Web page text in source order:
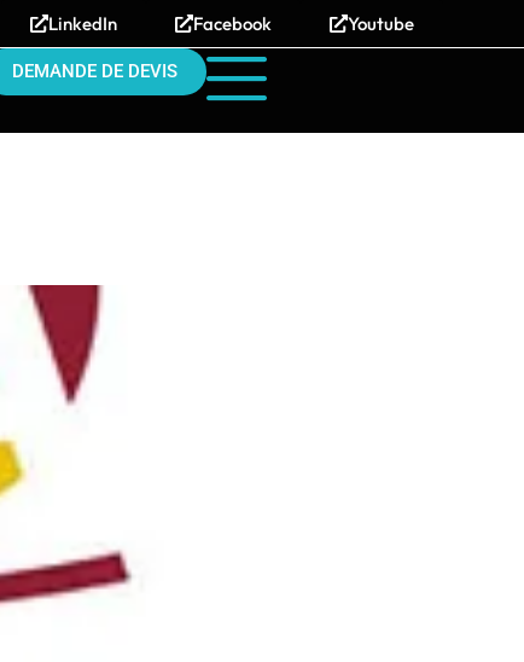
Youtube
Facebook
LinkedIn
DEMANDE DE DEVIS